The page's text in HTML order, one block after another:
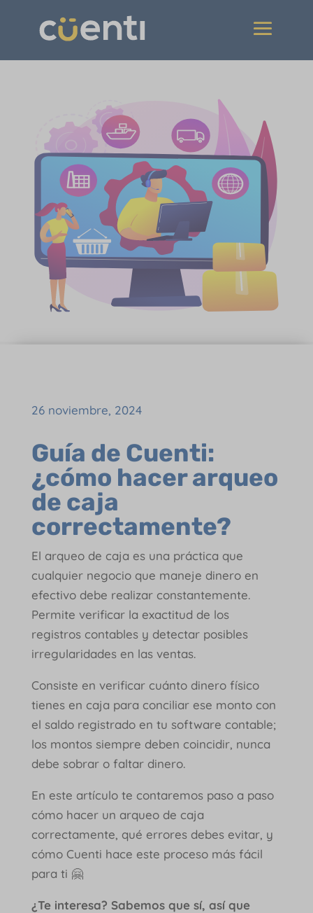
26 noviembre, 2024
Guía de Cuenti:
¿cómo hacer arqueo
de caja
correctamente?
El arqueo de caja es una práctica que
cualquier negocio que maneje dinero en
efectivo debe realizar constantemente.
Permite verificar la exactitud de los
registros contables y detectar posibles
irregularidades en las ventas.
Consiste en verificar cuánto dinero físico
tienes en caja para conciliar ese monto con
el saldo registrado en tu software contable;
los montos siempre deben coincidir, nunca
debe sobrar o faltar dinero.
En este artículo te contaremos paso a paso
cómo hacer un arqueo de caja
correctamente, qué errores debes evitar, y
cómo Cuenti hace este proceso más fácil
para ti 🤗
¿Te interesa? Sabemos que sí, así que